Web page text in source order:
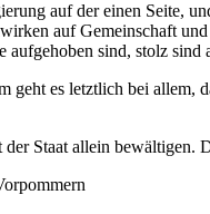
auf der einen Seite,
auf Gemeinschaft
sind, stolz
geht es letztlich bei
Staat allein